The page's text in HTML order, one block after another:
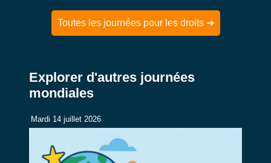
Toutes les journées pour les droits ➔
Explorer d'autres journées
mondiales
Mardi 14 juillet 2026